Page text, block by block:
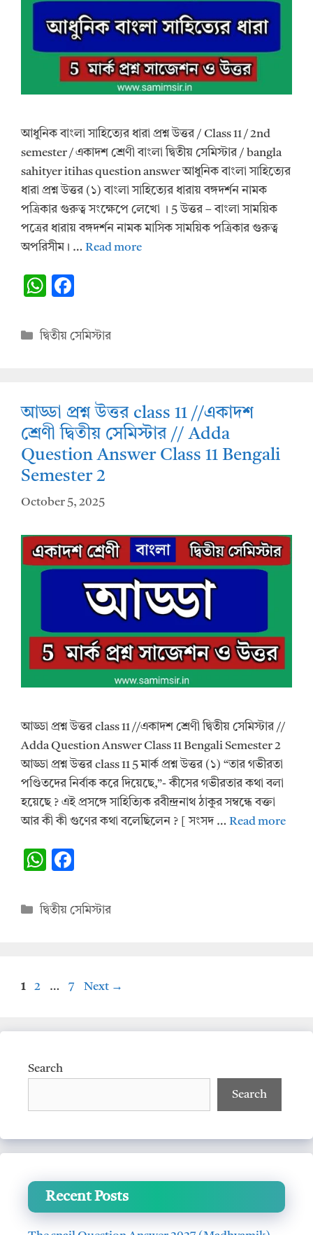
আধুনিক বাংলা সাহিত্যের ধারা প্রশ্ন উত্তর / Class 11 / 2nd
semester / একাদশ শ্রেণী বাংলা দ্বিতীয় সেমিস্টার / bangla
sahityer itihas question answer আধুনিক বাংলা সাহিত্যের
ধারা প্রশ্ন উত্তর (১) বাংলা সাহিত্যের ধারায় বঙ্গদর্শন নামক
পত্রিকার গুরুত্ব সংক্ষেপে লেখো । 5 উত্তর – বাংলা সাময়িক
পত্রের ধারায় বঙ্গদর্শন নামক মাসিক সাময়িক পত্রিকার গুরুত্ব
অপরিসীম। … Read more
W
at
p
e
k
Categories
দ্বিতীয় সেমিস্টার
আড্ডা প্রশ্ন উত্তর class 11 //একাদশ
শ্রেণী দ্বিতীয় সেমিস্টার // Adda
Question Answer Class 11 Bengali
Semester 2
October 5, 2025
আড্ডা প্রশ্ন উত্তর class 11 //একাদশ শ্রেণী দ্বিতীয় সেমিস্টার //
Adda Question Answer Class 11 Bengali Semester 2
আড্ডা প্রশ্ন উত্তর class 11 5 মার্ক প্রশ্ন উত্তর (১) “তার গভীরতা
পণ্ডিতদের নির্বাক করে দিয়েছে,”- কীসের গভীরতার কথা বলা
হয়েছে ? এই প্রসঙ্গে সাহিত্যিক রবীন্দ্রনাথ ঠাকুর সম্বন্ধে বক্তা
আর কী কী গুণের কথা বলেছিলেন ? [ সংসদ … Read more
W
at
p
e
k
Categories
দ্বিতীয় সেমিস্টার
Page
1 Page
2 … Page
7 Next →
Search
Search
Recent Posts